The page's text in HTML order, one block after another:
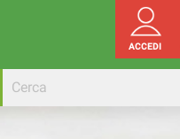
ACCEDI